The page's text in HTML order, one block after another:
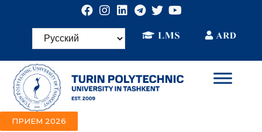
ПРИЕМ 2026